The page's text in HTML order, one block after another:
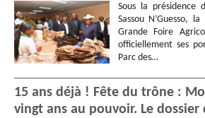
Sous la présidence
Sassou N’Guesso,
Grande Foire
officiellement ses
Parc des…
15 ans déjà ! Fête du trône :
vingt ans au pouvoir. Le dossier